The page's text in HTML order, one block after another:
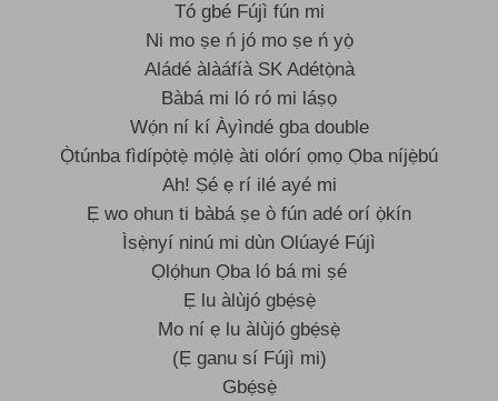
Tó gbé Fújì fún mi
Ni mo ṣe ń jó mo ṣe ń yọ̀
Aládé àlàáfíà SK Adétọ̀nà
Bàbá mi ló ró mi láṣọ
Wọ́n ní kí Àyìndé gba double
Ọ̀túnba fìdípọ̀tẹ̀ mọ́lẹ̀ àti olórí ọmọ Ọba níjẹ̀bú
Ah! Ṣé ẹ rí ilé ayé mi
Ẹ wo ohun ti bàbá ṣe ò fún adé orí ọ̀kín
Ìsẹ̀nyí ninú mi dùn Olúayé Fújì
Ọlọ́hun Ọba ló bá mi ṣé
Ẹ lu àlùjó gbẹ́sẹ̀
Mo ní ẹ lu àlùjó gbẹ́sẹ̀
(Ẹ ganu sí Fújì mi)
Gbẹ́sẹ̀